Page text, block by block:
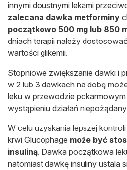
innymi doustnymi lekami
zalecana dawka metforminy
początkowo 500 mg lub 850
dniach terapii należy
wartości glikemii.
Stopniowe zwiększanie dawki i
w 2 lub 3 dawkach na dobę
leku w przewodzie
wystąpieniu działań
W celu uzyskania lepszej
krwi Glucophage może być
insuliną. Dawka początkowa
natomiast dawkę insuliny ustala